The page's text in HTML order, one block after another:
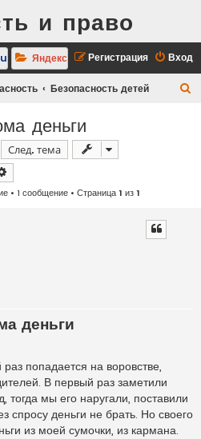
и право
Вход
Регистрация
Яндекс
Безопасность детей
деньги
След. тема
• 1 сообщение • Страница1 из1
деньги
попадается на воровстве,
В первый раз заметили
тогда мы его наругали, поставили
спросу деньги не брать. Но своего
из моей сумочки, из кармана.